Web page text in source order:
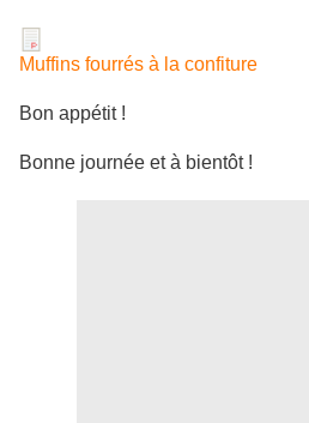
Muffins fourrés à la confiture
Bon appétit !
Bonne journée et à bientôt !